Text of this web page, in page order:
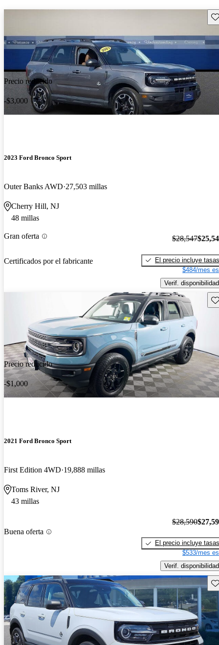
Precio reducido
-$3,000
2023 Ford Bronco Sport
Outer Banks AWD 27,503 millas
Cherry Hill, NJ
48 millas
Gran oferta
Certificados por el fabricante
$28,547
El precio incluye tasas
$484/mes
Verif. disponibilidad
Precio reducido
-$1,000
2021 Ford Bronco Sport
First Edition 4WD 19,888 millas
Toms River, NJ
43 millas
Buena oferta
$28,590
El precio incluye tasas
$533/mes
Verif. disponibilidad